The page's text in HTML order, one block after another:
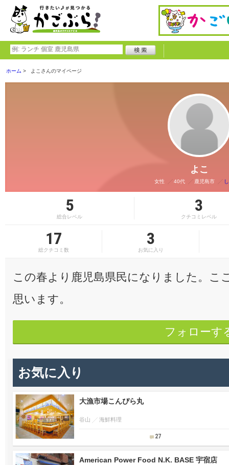
ホーム よこさんのマイページ
よこ
女性 40代 鹿児島市
5
総合レベル
3
クチコミレベル
17
総クチコミ数
3
お気に入り
この春より鹿児島県民になりました。こ
思います。
フォローす
お気に入り
大漁市場こんぴら丸
谷山 海鮮料理
27
American Power Food N.K. BASE 宇宿店